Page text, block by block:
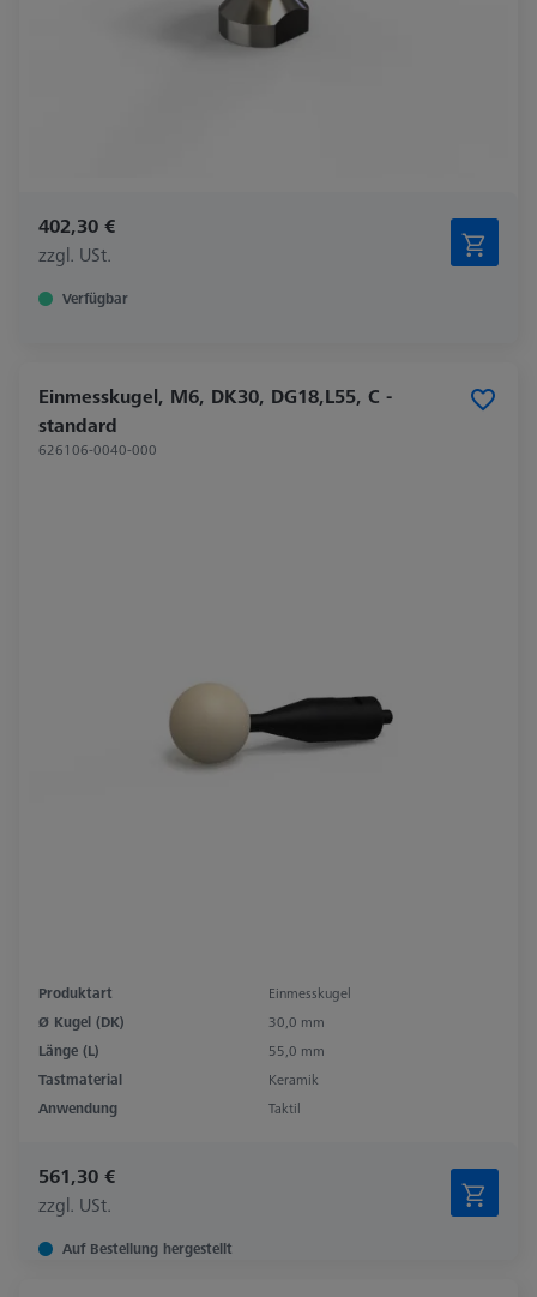
402,30 €
zzgl. USt.
Verfügbar
Einmesskugel, M6, DK30, DG18,L55, C -
standard
626106-0040-000
Produktart
Einmesskugel
Ø Kugel (DK)
30,0 mm
Länge (L)
55,0 mm
Tastmaterial
Keramik
Anwendung
Taktil
561,30 €
zzgl. USt.
Auf Bestellung hergestellt